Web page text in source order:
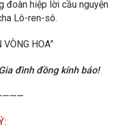
đoàn hiệp lời cầu nguyện
Lô-ren-sô.
HOA”
đình đồng kính báo!